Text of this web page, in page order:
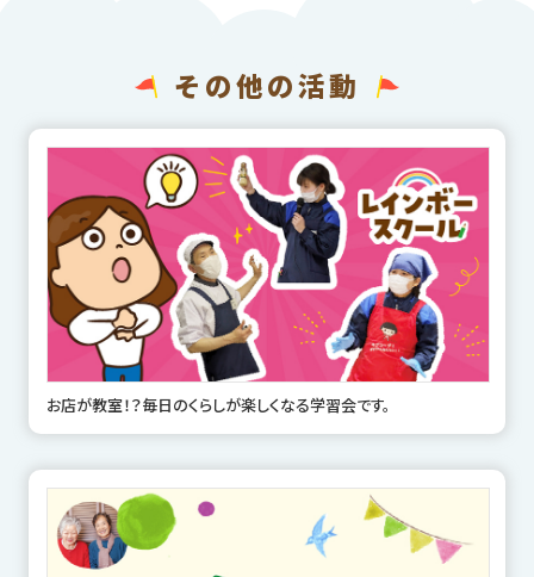
その他の活動
お店が教室！？毎日のくらしが楽しくなる学習会です。